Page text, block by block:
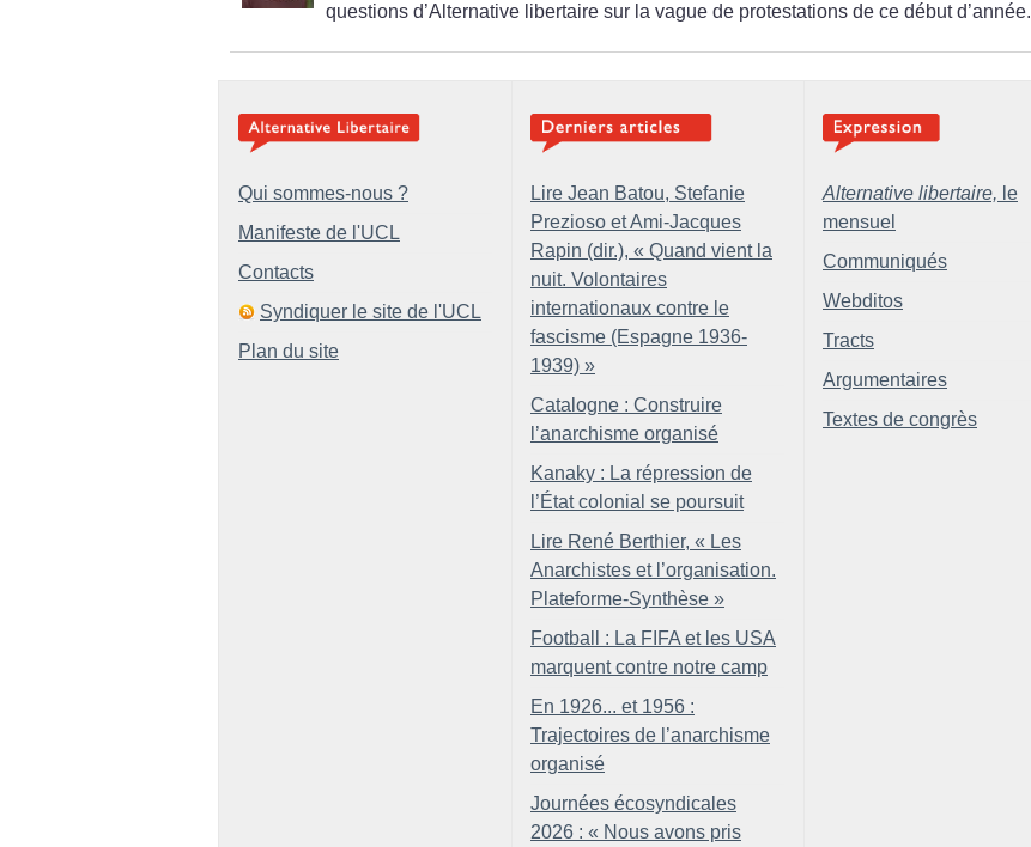
questions d’Alternative libertaire sur la vague de protestations de ce début d’année.
Qui sommes-nous ?
Manifeste de l'UCL
Contacts
Syndiquer le site de l'UCL
Plan du site
Lire Jean Batou, Stefanie
Prezioso et Ami-Jacques
Rapin (dir.), « Quand vient la
nuit. Volontaires
internationaux contre le
fascisme (Espagne 1936-
1939) »
Catalogne : Construire
l’anarchisme organisé
Kanaky : La répression de
l’État colonial se poursuit
Lire René Berthier, « Les
Anarchistes et l’organisation.
Plateforme-Synthèse »
Football : La FIFA et les USA
marquent contre notre camp
En 1926... et 1956 :
Trajectoires de l’anarchisme
organisé
Journées écosyndicales
2026 : « Nous avons pris
Alternative libertaire, le
mensuel
Communiqués
Webditos
Tracts
Argumentaires
Textes de congrès